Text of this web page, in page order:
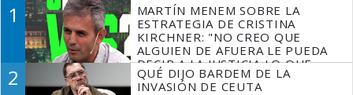
1
MARTÍN MENEM SOBRE LA
ESTRATEGIA DE CRISTINA
KIRCHNER: "NO CREO QUE
ALGUIEN DE AFUERA LE PUEDA
DECIR A LA JUSTICIA LO QUE
TIENE QUE HACER"
2
QUÉ DIJO BARDEM DE LA
INVASIÓN DE CEUTA